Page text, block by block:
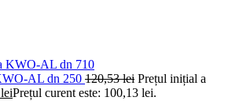
AL dn 250 120,53lei Prețul inițial a
leiPrețul curent este: 100,13 lei.